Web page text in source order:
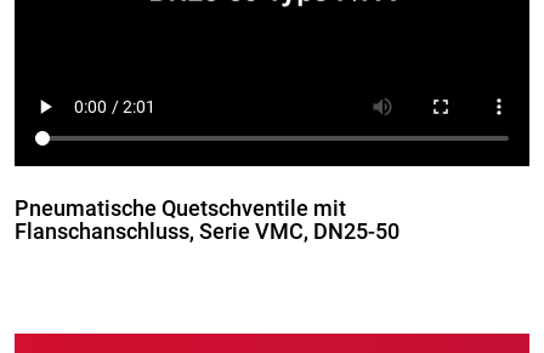
Pneumatische Quetschventile mit
Flanschanschluss, Serie VMC, DN25-50